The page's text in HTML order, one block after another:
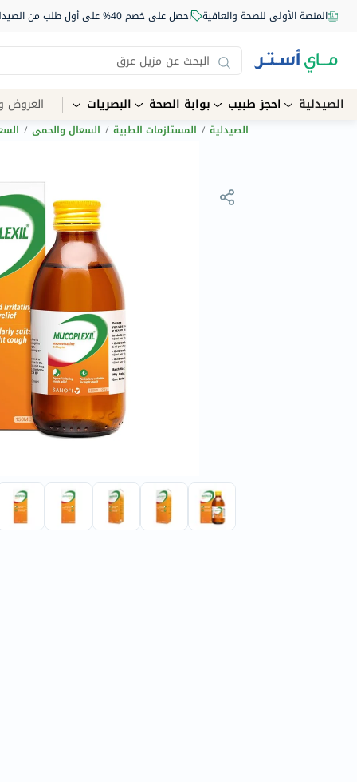
المنصة الأولى للصحة والعافية احصل على خصم 40% على أول طلب من الصيدلية أونلاين استخدم الكود: NEW40
الصيدلية احجز طبيب بوابة الصحة البصريات العروض
الصيدلية / المستلزمات الطبية / السعال والحمى /